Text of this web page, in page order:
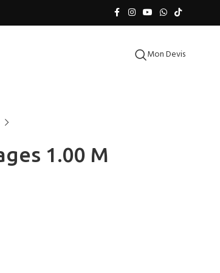
Mon Devis
1.00 M